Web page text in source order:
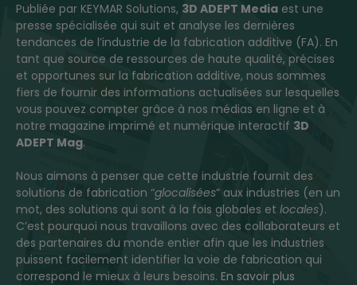
Publiée par KEYMAR Solutions, 3D ADEPT Media est une
presse spécialisée qui suit et analyse les dernières
tendances de l’industrie de la fabrication additive (FA). En
tant que source de ressources de haute qualité, précises
et opportunes sur la fabrication additive, nous sommes
fiers de fournir des informations actualisées sur lesquelles
vous pouvez compter grâce à nos médias en ligne et à
notre magazine imprimé et numérique interactif 3D
ADEPT Mag.
Nous aimons à penser que cette industrie fournit des
solutions de fabrication “glocalisées” aux industries (en un
mot, des solutions qui sont à la fois globales et locales).
C’est pourquoi nous travaillons avec des collaborateurs et
des partenaires du monde entier afin que les industries
puissent facilement identifier la voie de fabrication qui
correspond le mieux à leurs besoins. En savoir plus